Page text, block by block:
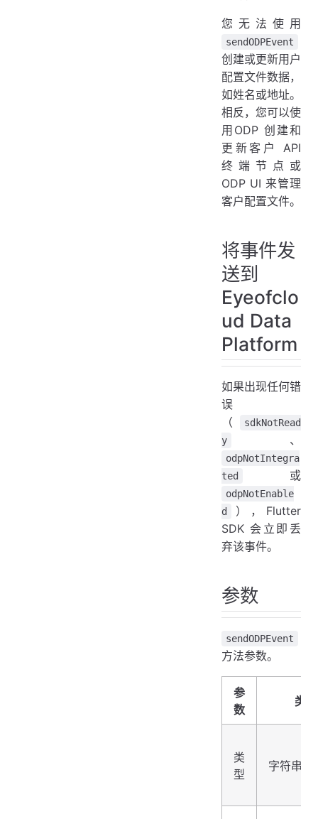
您无法使用
sendODPEvent
创建或更新用户
配置文件数据，
如姓名或地址。
相反，您可以使
用ODP 创建和
更新客户 API
终端节点或
ODP UI 来管理
客户配置文件。
将事件发
送到
Eyeofclo
ud Data
Platform
如果出现任何错
误
（
sdkNotRead
y
、
odpNotIntegra
ted
或
odpNotEnable
d
），Flutter
SDK 会立即丢
弃该事件。
参数
sendODPEvent
方法参数。
参
数
类型
类
型
字符串